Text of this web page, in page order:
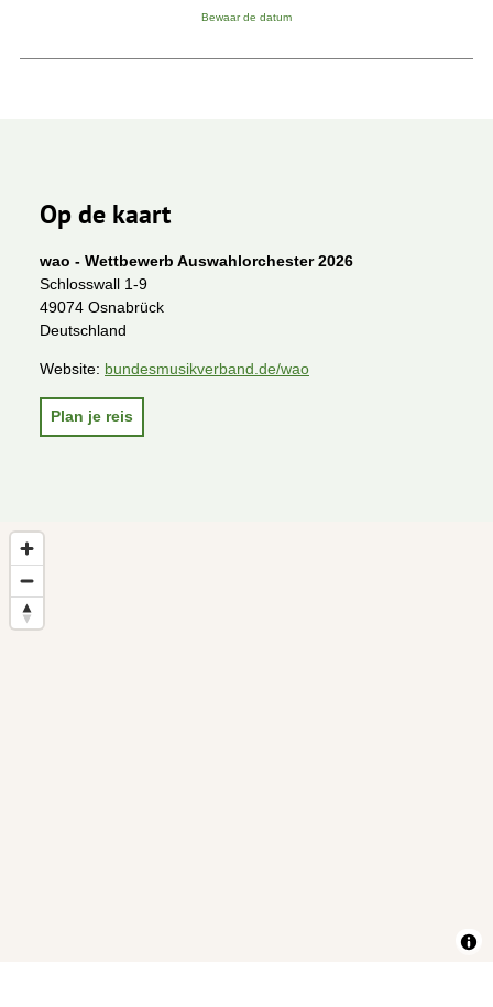
Bewaar de datum
Op de kaart
wao - Wettbewerb Auswahlorchester 2026
Schlosswall 1-9
49074 Osnabrück
Deutschland
Website: bundesmusikverband.de/wao
Plan je reis